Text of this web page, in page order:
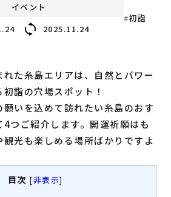
イベント
2025.11.24
初詣
た糸島エリアは、自然とパワー
詣の穴場スポット！
いを込めて訪れたい糸島のおす
つご紹介します。開運祈願はも
光も楽しめる場所ばかりですよ
目次 [非表示]